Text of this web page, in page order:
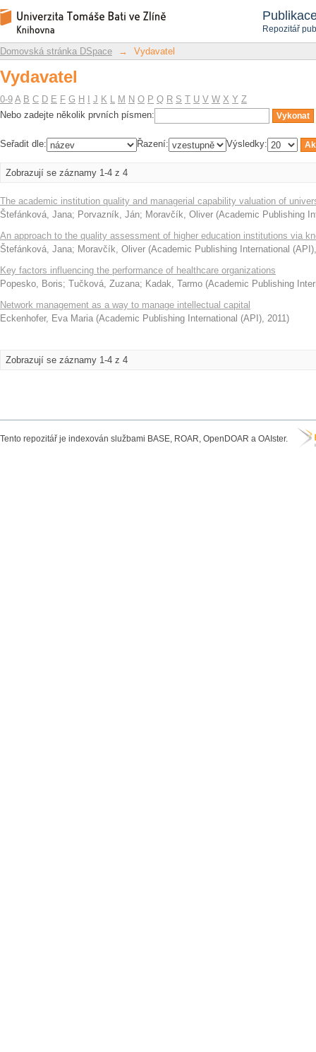
Repozitář
Vydavatel
Repozitář DSpace/Manakin
Domovská stránka DSpace → Vydavatel
Vydavatel
0-9 A B C D E F G H J K L M N O P Q R S T U V W X Y Z
Nebo zadejte několik prvních písmen:
Seřadit dle: Řazení: Výsledky:
Zobrazují se záznamy 1-4 z 4
The academic institution quality and managerial capability valuation of
Štefánková, Jana; Porvazník, Ján; Moravčík, Oliver (Academic Publishing
An approach to the quality assessment of higher education institutions via
Štefánková, Jana; Moravčík, Oliver (Academic Publishing International (API)
Key factors influencing the performance of healthcare organizations
Popesko, Boris; Tučková, Zuzana; Kadak, Tarmo (Academic Publishing
Network management as a way to manage intellectual capital
Eckenhofer, Eva Maria (Academic Publishing International (API), 2011)
Zobrazují se záznamy 1-4 z 4
Tento repozitář je indexován službami BASE, ROAR, OpenDOAR a OAIster.